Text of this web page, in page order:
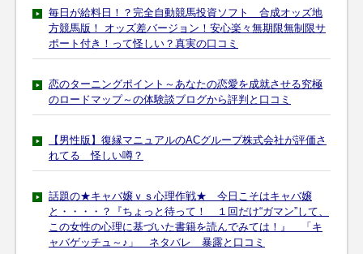
毎日が給料日！？完全自動競馬投資ソフト 合成オッズ地
方競馬版！ オッズ差バージョン！安心楽々無期限無制限サ
ポート付き！って怪しい？真実の口コミ
恋のターニングポイント～あなたの恋愛を成就させる究極
のロードマップ～の体験談ブログから評判と口コミ
【男性版】復縁マニュアルのACグループ株式会社が評価さ
れてる 怪しい噂？
話題の★キャバ嬢ｖｓ心理作戦★ 今日こそはキャバ嬢
と・・・・？『ちょっと待って！ １回だけ“ガマン”して、
この女性の心理に基づいた書籍を読んでみては！』 「キ
ャバゲッチュ～♪」 ネタバレ 暴露と口コミ